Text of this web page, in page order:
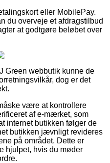
eller MobilePay.
du overveje et afdragstilbud
at godtgøre beløbet over
Green webbutik kunne de
dog er det
være at kontrollere
af e-mærket, som
internet butikken følger de
butikken jævnligt revideres
på området. Dette er
hjulpet, hvis du møder